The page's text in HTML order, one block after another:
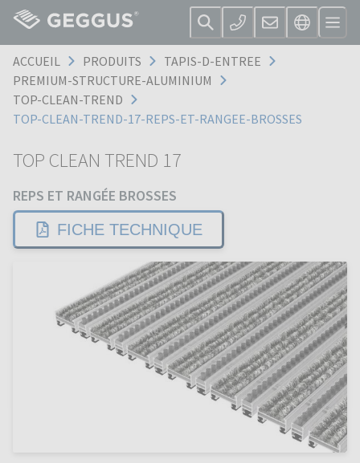
ACCUEIL PRODUITS
TAPIS-D-ENTREE
PREMIUM-STRUCTURE-ALUMINIUM
TOP-CLEAN-TREND
TOP-CLEAN-TREND-17-REPS-ET-RANGEE-BROSSES
TOP CLEAN TREND 17
REPS ET RANGÉE BROSSES
FICHE TECHNIQUE